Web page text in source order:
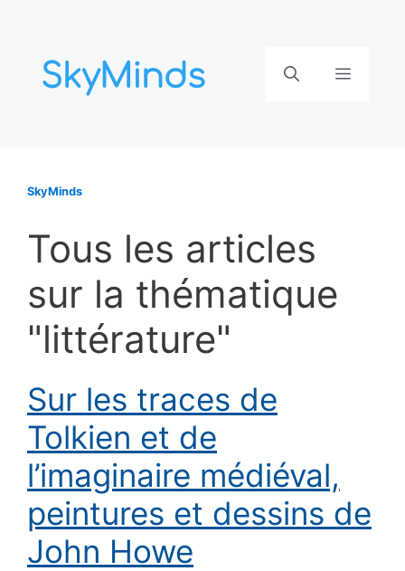
contenu
Menu
SkyMinds
Tous les articles
sur la thématique
"littérature"
Sur les traces de
Tolkien et de
l’imaginaire médiéval,
peintures et dessins de
John Howe